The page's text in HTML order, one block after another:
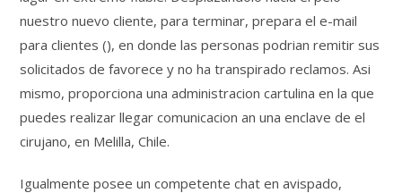
nuestro nuevo cliente, para terminar, prepara el e-mail
para clientes (), en donde las personas podrian remitir sus
solicitados de favorece y no ha transpirado reclamos. Asi
mismo, proporciona una administracion cartulina en la que
puedes realizar llegar comunicacion an una enclave de el
cirujano, en Melilla, Chile.
Igualmente posee un competente chat en avispado,